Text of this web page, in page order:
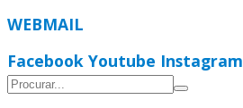
WEBMAIL
Facebook Youtube Instagram